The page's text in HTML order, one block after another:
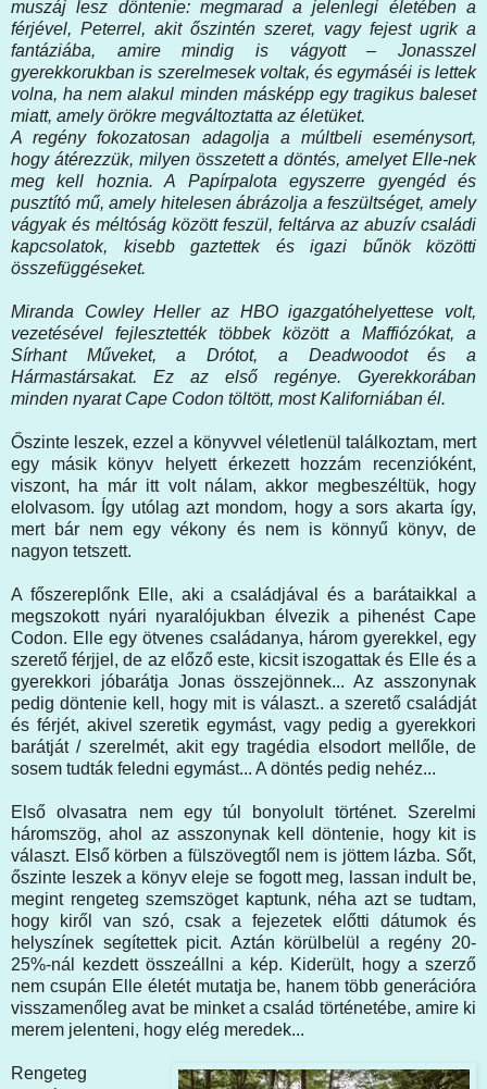
muszáj lesz döntenie: megmarad a jelenlegi életében a
férjével, Peterrel, akit őszintén szeret, vagy fejest ugrik a
fantáziába, amire mindig is vágyott – Jonasszel
gyerekkorukban is szerelmesek voltak, és egymáséi is lettek
volna, ha nem alakul minden másképp egy tragikus baleset
miatt, amely örökre megváltoztatta az életüket.
A regény fokozatosan adagolja a múltbeli eseménysort,
hogy átérezzük, milyen összetett a döntés, amelyet Elle-nek
meg kell hoznia. A Papírpalota egyszerre gyengéd és
pusztító mű, amely hitelesen ábrázolja a feszültséget, amely
vágyak és méltóság között feszül, feltárva az abuzív családi
kapcsolatok, kisebb gaztettek és igazi bűnök közötti
összefüggéseket.
Miranda Cowley Heller az HBO igazgatóhelyettese volt,
vezetésével fejlesztették többek között a Maffiózókat, a
Sírhant Műveket, a Drótot, a Deadwoodot és a
Hármastársakat. Ez az első regénye. Gyerekkorában
minden nyarat Cape Codon töltött, most Kaliforniában él.
Őszinte leszek, ezzel a könyvvel véletlenül találkoztam, mert
egy másik könyv helyett érkezett hozzám recenzióként,
viszont, ha már itt volt nálam, akkor megbeszéltük, hogy
elolvasom. Így utólag azt mondom, hogy a sors akarta így,
mert bár nem egy vékony és nem is könnyű könyv, de
nagyon tetszett.
A főszereplőnk Elle, aki a családjával és a barátaikkal a
megszokott nyári nyaralójukban élvezik a pihenést Cape
Codon. Elle egy ötvenes családanya, három gyerekkel, egy
szerető férjjel, de az előző este, kicsit iszogattak és Elle és a
gyerekkori jóbarátja Jonas összejönnek... Az asszonynak
pedig döntenie kell, hogy mit is választ.. a szerető családját
és férjét, akivel szeretik egymást, vagy pedig a gyerekkori
barátját / szerelmét, akit egy tragédia elsodort mellőle, de
sosem tudták feledni egymást... A döntés pedig nehéz...
Első olvasatra nem egy túl bonyolult történet. Szerelmi
háromszög, ahol az asszonynak kell döntenie, hogy kit is
választ. Első körben a fülszövegtől nem is jöttem lázba. Sőt,
őszinte leszek a könyv eleje se fogott meg, lassan indult be,
megint rengeteg szemszöget kaptunk, néha azt se tudtam,
hogy kiről van szó, csak a fejezetek előtti dátumok és
helyszínek segítettek picit. Aztán körülbelül a regény 20-
25%-nál kezdett összeállni a kép. Kiderült, hogy a szerző
nem csupán Elle életét mutatja be, hanem több generációra
visszamenőleg avat be minket a család történetébe, amire ki
merem jelenteni, hogy elég meredek...
Rengeteg